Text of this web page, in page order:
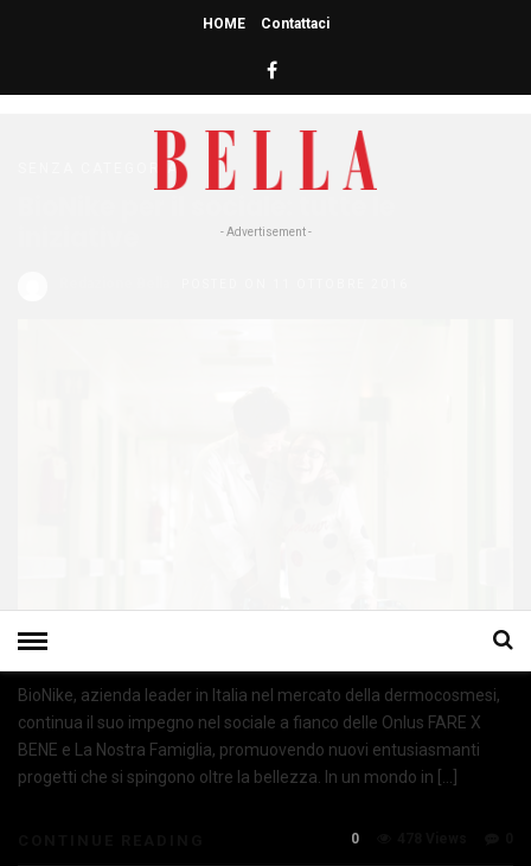
HOME Contattaci
- Advertisement -
sociale
SENZA CATEGORIA
BioNike, azienda leader in Italia nel mercato della dermocosmesi,
continua il suo impegno nel sociale a fianco delle Onlus FARE X
BENE e La Nostra Famiglia, promuovendo nuovi entusiasmanti
progetti che si spingono oltre la bellezza. In un mondo in […]
0